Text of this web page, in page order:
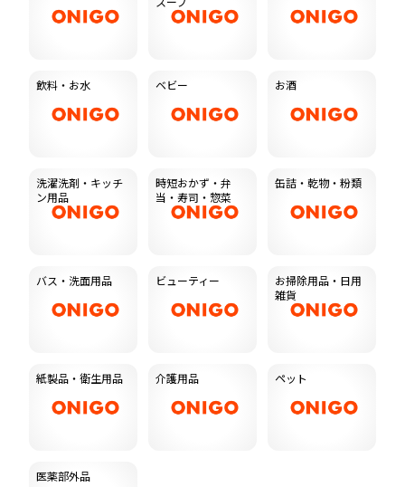
飲料・お水 ベビー お酒
洗濯洗剤・キッチ
ン用品
時短おかず・弁
当・寿司・惣菜
缶詰・乾物・粉類
バス・洗面用品 ビューティー
お掃除用品・日用
雑貨
紙製品・衛生用品 介護用品 ペット
医薬部外品